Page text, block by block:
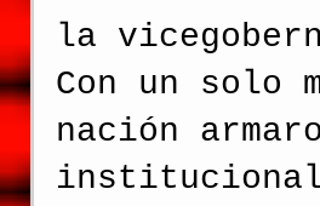
la
Con un solo
nación
institucional